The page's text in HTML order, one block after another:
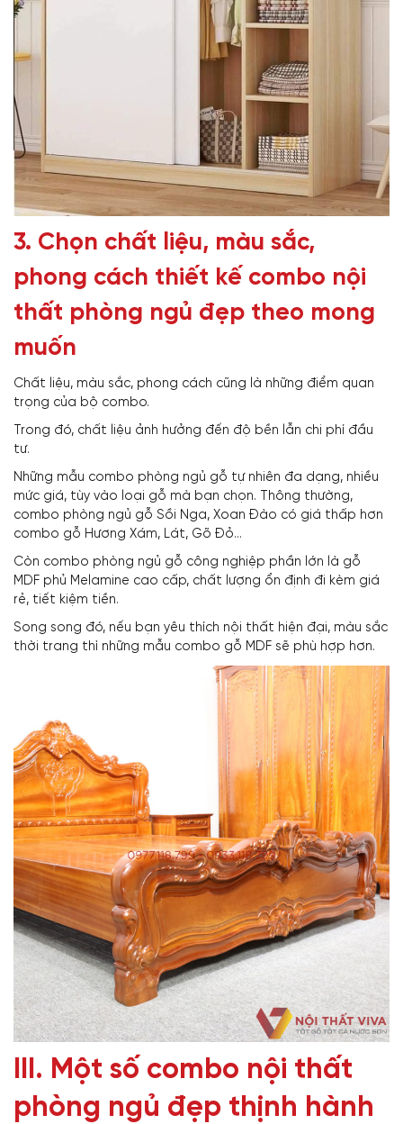
3. Chọn chất liệu, màu sắc,
phong cách thiết kế combo nội
thất phòng ngủ đẹp theo mong
muốn
Chất liệu, màu sắc, phong cách cũng là những điểm quan
trọng của bộ combo.
Trong đó, chất liệu ảnh hưởng đến độ bền lẫn chi phí đầu
tư.
Những mẫu combo phòng ngủ gỗ tự nhiên đa dạng, nhiều
mức giá, tùy vào loại gỗ mà bạn chọn. Thông thường,
combo phòng ngủ gỗ Sồi Nga, Xoan Đào có giá thấp hơn
combo gỗ Hương Xám, Lát, Gõ Đỏ…
Còn combo phòng ngủ gỗ công nghiệp phần lớn là gỗ
MDF phủ Melamine cao cấp, chất lượng ổn định đi kèm giá
rẻ, tiết kiệm tiền.
Song song đó, nếu bạn yêu thích nội thất hiện đại, màu sắc
thời trang thì những mẫu combo gỗ MDF sẽ phù hợp hơn.
III. Một số combo nội thất
phòng ngủ đẹp thịnh hành